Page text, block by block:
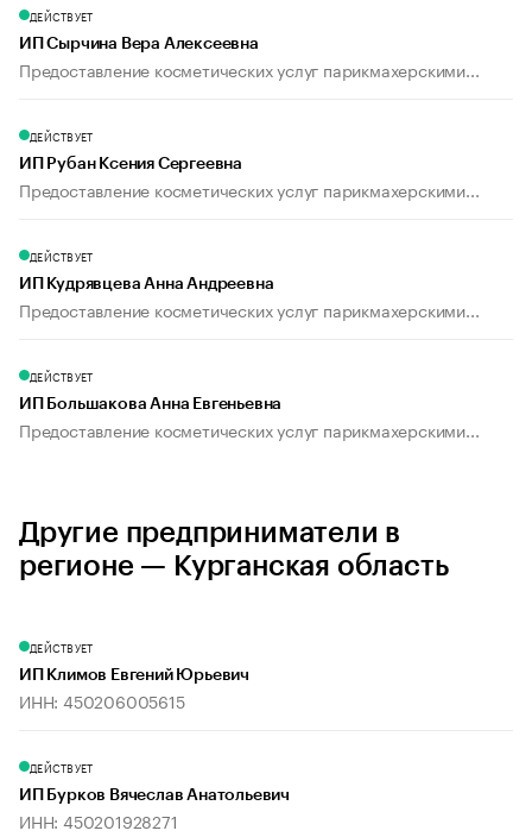
ДЕЙСТВУЕТ
ИП Сырчина Вера Алексеевна
Предоставление косметических услуг парикмахерскими...
ДЕЙСТВУЕТ
ИП Рубан Ксения Сергеевна
Предоставление косметических услуг парикмахерскими...
ДЕЙСТВУЕТ
ИП Кудрявцева Анна Андреевна
Предоставление косметических услуг парикмахерскими...
ДЕЙСТВУЕТ
ИП Большакова Анна Евгеньевна
Предоставление косметических услуг парикмахерскими...
Другие предприниматели в
регионе — Курганская область
ДЕЙСТВУЕТ
ИП Климов Евгений Юрьевич
ИНН: 450206005615
ДЕЙСТВУЕТ
ИП Бурков Вячеслав Анатольевич
ИНН: 450201928271